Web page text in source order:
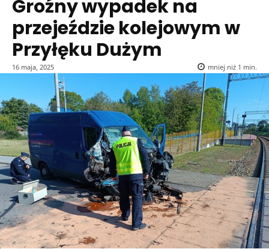
Groźny wypadek na
przejeździe kolejowym w
Przyłęku Dużym
16 maja, 2025 mniej niż 1 min.